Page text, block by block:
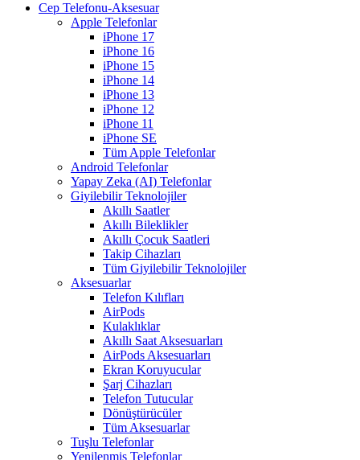
Cep Telefonu-Aksesuar
Apple Telefonlar
iPhone 17
iPhone 16
iPhone 15
iPhone 14
iPhone 13
iPhone 12
iPhone 11
iPhone SE
Tüm Apple Telefonlar
Android Telefonlar
Yapay Zeka (AI) Telefonlar
Giyilebilir Teknolojiler
Akıllı Saatler
Akıllı Bileklikler
Akıllı Çocuk Saatleri
Takip Cihazları
Tüm Giyilebilir Teknolojiler
Aksesuarlar
Telefon Kılıfları
AirPods
Kulaklıklar
Akıllı Saat Aksesuarları
AirPods Aksesuarları
Ekran Koruyucular
Şarj Cihazları
Telefon Tutucular
Dönüştürücüler
Tüm Aksesuarlar
Tuşlu Telefonlar
Yenilenmiş Telefonlar